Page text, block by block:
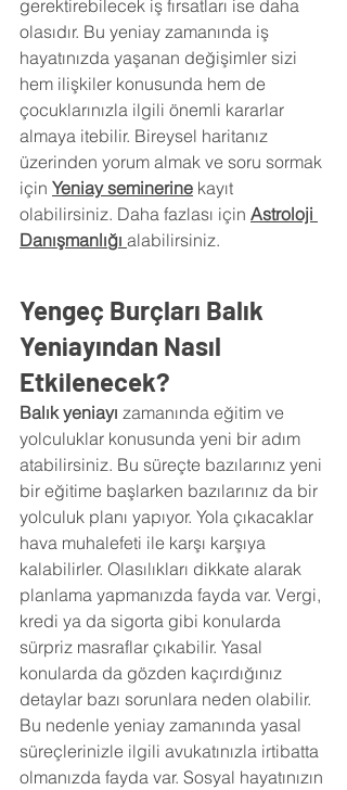
gerektirebilecek iş fırsatları ise daha
olasıdır. Bu yeniay zamanında iş
hayatınızda yaşanan değişimler sizi
hem ilişkiler konusunda hem de
çocuklarınızla ilgili önemli kararlar
almaya itebilir. Bireysel haritanız
üzerinden yorum almak ve soru sormak
için Yeniay seminerine kayıt
olabilirsiniz. Daha fazlası için Astroloji
Danışmanlığı alabilirsiniz.
Yengeç Burçları Balık
Yeniayından Nasıl
Etkilenecek?
Balık yeniayı zamanında eğitim ve
yolculuklar konusunda yeni bir adım
atabilirsiniz. Bu süreçte bazılarınız yeni
bir eğitime başlarken bazılarınız da bir
yolculuk planı yapıyor. Yola çıkacaklar
hava muhalefeti ile karşı karşıya
kalabilirler. Olasılıkları dikkate alarak
planlama yapmanızda fayda var. Vergi,
kredi ya da sigorta gibi konularda
sürpriz masraflar çıkabilir. Yasal
konularda da gözden kaçırdığınız
detaylar bazı sorunlara neden olabilir.
Bu nedenle yeniay zamanında yasal
süreçlerinizle ilgili avukatınızla irtibatta
olmanızda fayda var. Sosyal hayatınızın